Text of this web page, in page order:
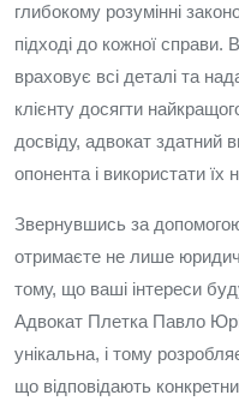
глибокому розумінні
підході до кожної справи.
враховує всі деталі та
клієнту досягти
досвіду, адвокат здатний
опонента і використати їх
Звернувшись за
отримаєте не лише
тому, що ваші інтереси
Адвокат Плетка Павло
унікальна, і тому
що відповідають